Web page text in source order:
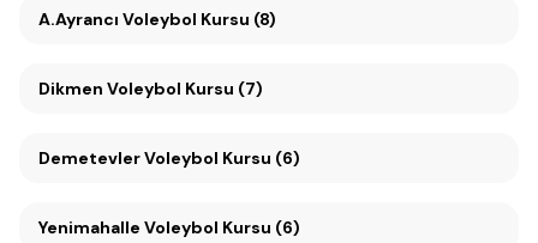
A.Ayrancı Voleybol Kursu (8)
Dikmen Voleybol Kursu (7)
Demetevler Voleybol Kursu (6)
Yenimahalle Voleybol Kursu (6)